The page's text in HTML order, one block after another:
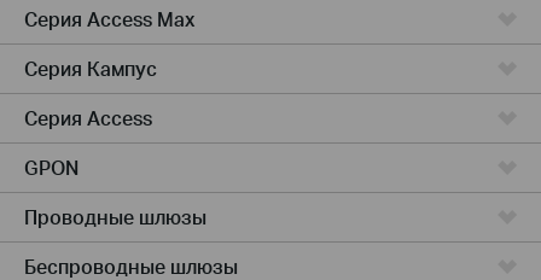
Серия Access Max
Серия Кампус
Серия Access
GPON
Проводные шлюзы
Беспроводные шлюзы